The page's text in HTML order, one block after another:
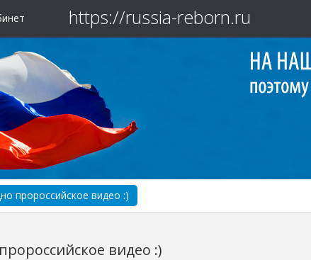
https://russia-reborn.ru
пророссийское видео :)
видео :)